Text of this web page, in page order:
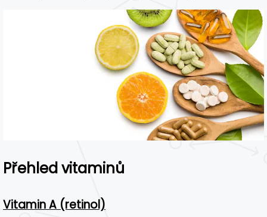
Přehled vitaminů
Vitamin A (retinol)